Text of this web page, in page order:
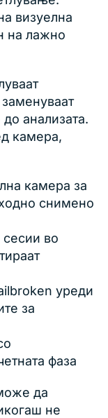
визуелна
на лажно
анализата.
камера,
камера за
снимено
во
уреди
за
фаза
да
не